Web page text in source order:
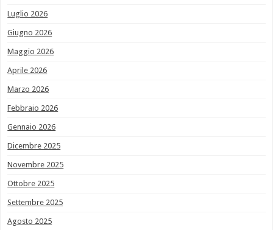
Luglio 2026
Giugno 2026
Maggio 2026
Aprile 2026
Marzo 2026
Febbraio 2026
Gennaio 2026
Dicembre 2025
Novembre 2025
Ottobre 2025
Settembre 2025
Agosto 2025